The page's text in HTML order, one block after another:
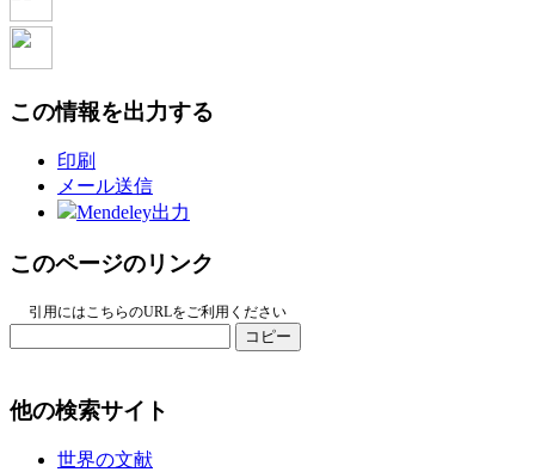
この情報を出力する
印刷
メール送信
Mendeley出力
このページのリンク
引用にはこちらのURLをご利用ください
コピー
他の検索サイト
世界の文献